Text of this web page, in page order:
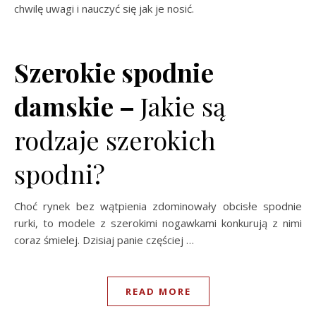
chwilę uwagi i nauczyć się jak je nosić.
Szerokie spodnie
damskie – Jakie są
rodzaje szerokich
spodni?
Choć rynek bez wątpienia zdominowały obcisłe spodnie
rurki, to modele z szerokimi nogawkami konkurują z nimi
coraz śmielej. Dzisiaj panie częściej …
READ MORE